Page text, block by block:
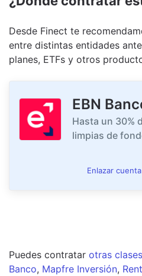
Desde Finect te
entre distintas entidades
planes, ETFs y otros
EBN
Hasta un 30%
limpias de
Enlazar cuenta
Puedes contratar otras clases
Banco, Mapfre Inversión,